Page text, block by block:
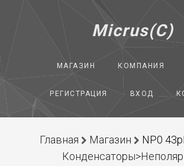
Micrus(C)
МАГАЗИН КОМПАНИЯ
РЕГИСТРАЦИЯ ВХОД
Главная Магазин
NP0